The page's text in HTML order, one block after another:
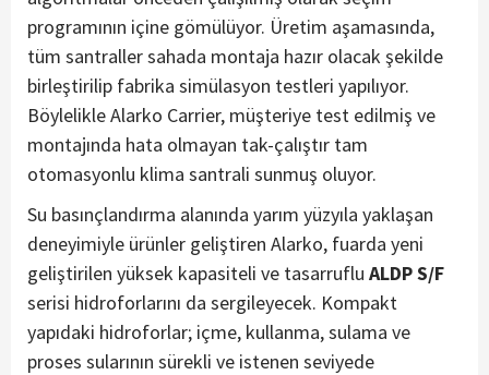
programının içine gömülüyor. Üretim aşamasında,
tüm santraller sahada montaja hazır olacak şekilde
birleştirilip fabrika simülasyon testleri yapılıyor.
Böylelikle Alarko Carrier, müşteriye test edilmiş ve
montajında hata olmayan tak-çalıştır tam
otomasyonlu klima santrali sunmuş oluyor.
Su basınçlandırma alanında yarım yüzyıla yaklaşan
deneyimiyle ürünler geliştiren Alarko, fuarda yeni
geliştirilen yüksek kapasiteli ve tasarruflu ALDP S/F
serisi hidroforlarını da sergileyecek. Kompakt
yapıdaki hidroforlar; içme, kullanma, sulama ve
proses sularının sürekli ve istenen seviyede